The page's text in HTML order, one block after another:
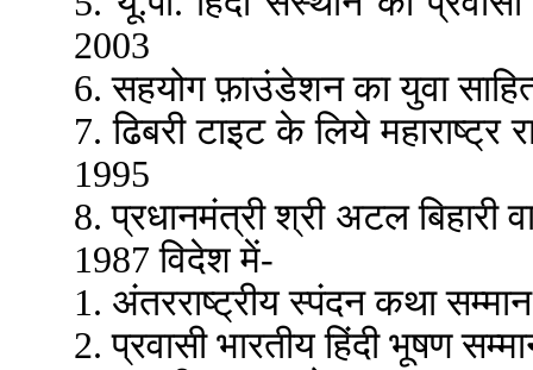
2003
6. सहयोग फ़ाउंडेशन का युवा
7. ढिबरी टाइट के लिये महाराष्ट्र
1995
8. प्रधानमंत्री श्री अटल बिहारी
1987 विदेश में-
1. अंतरराष्ट्रीय स्पंदन कथा
2. प्रवासी भारतीय हिंदी भूषण